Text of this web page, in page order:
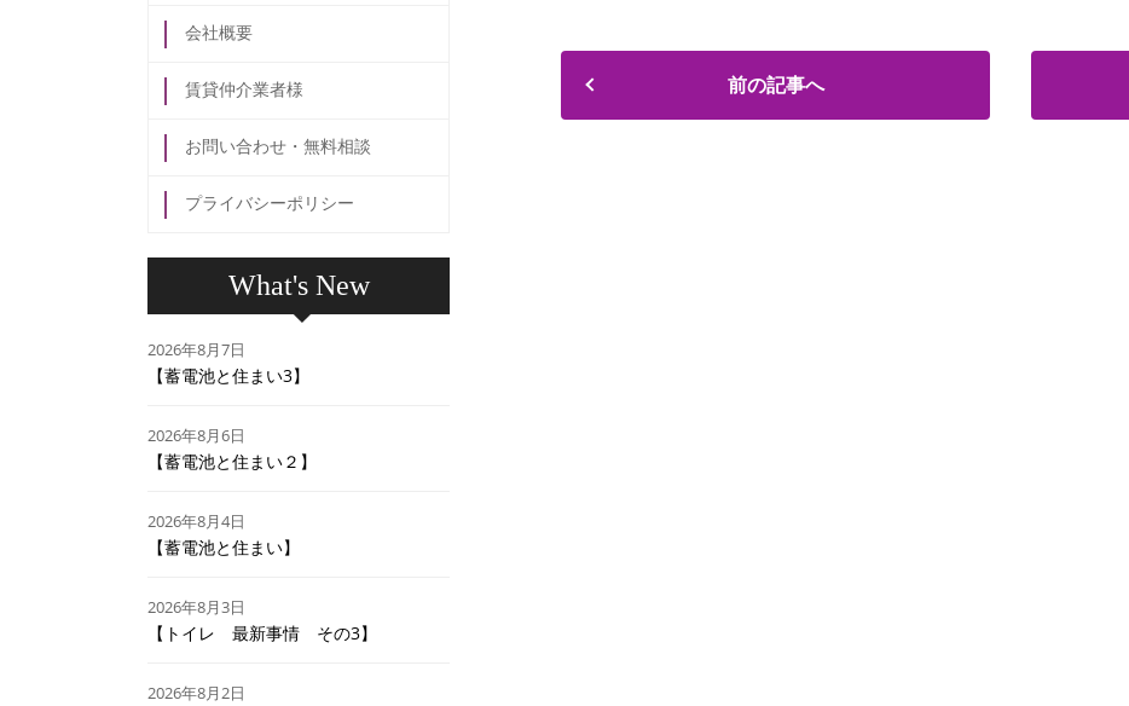
前の記事へ
会社概要
賃貸仲介業者様
お問い合わせ・無料相談
プライバシーポリシー
What's New
2026年8月7日
【蓄電池と住まい3】
2026年8月6日
【蓄電池と住まい２】
2026年8月4日
【蓄電池と住まい】
2026年8月3日
【トイレ 最新事情 その3】
2026年8月2日